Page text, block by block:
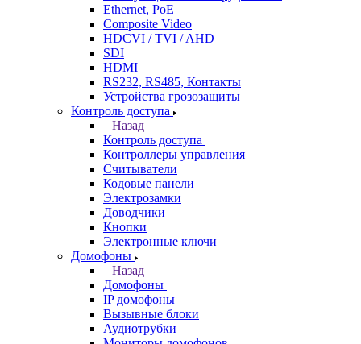
Ethernet, PoE
Composite Video
HDCVI / TVI / AHD
SDI
HDMI
RS232, RS485, Контакты
Устройства грозозащиты
Контроль доступа
Назад
Контроль доступа
Контроллеры управления
Считыватели
Кодовые панели
Электрозамки
Доводчики
Кнопки
Электронные ключи
Домофоны
Назад
Домофоны
IP домофоны
Вызывные блоки
Аудиотрубки